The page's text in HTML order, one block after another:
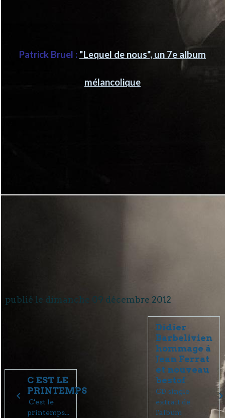
Patrick Bruel : "Lequel de nous", un 7e album
mélancolique
publié le dimanche 09 décembre 2012
C EST LE
PRINTEMPS
C'est le
printemps...
Didier
Barbelivien
hommage à
Jean Ferrat
et nouveau
bestof
CD single
extrait de
l'album